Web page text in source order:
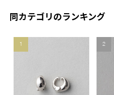
同カテゴリのランキング
1 2